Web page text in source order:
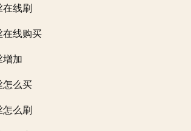
在线刷
在线购买
增加
怎么买
怎么刷